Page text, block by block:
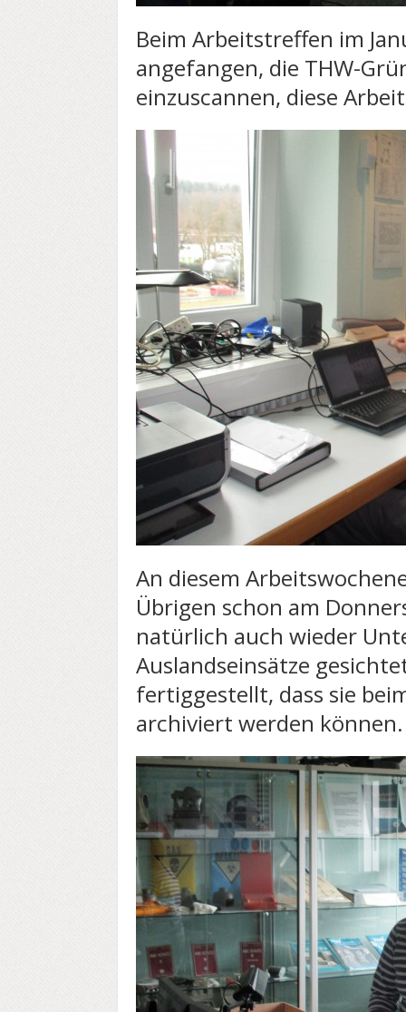
Beim Arbeitstreffen im
angefangen, die THW-
einzuscannen, diese
An diesem
Übrigen schon am
natürlich auch wieder
Auslandseinsätze
fertiggestellt, dass sie
archiviert werden können.